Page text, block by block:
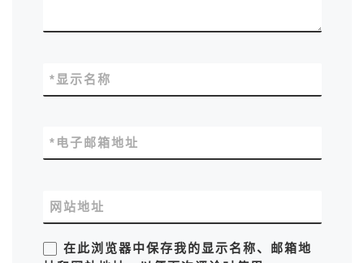
显示名称
*
电子邮箱地址
*
网站地址
在此浏览器中保存我的显示名称、邮箱地